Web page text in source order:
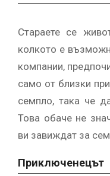
Стараете се
колкото е
компании,
само от близки
семпло, така че
Това обаче не
ви завиждат за
Приключенецът